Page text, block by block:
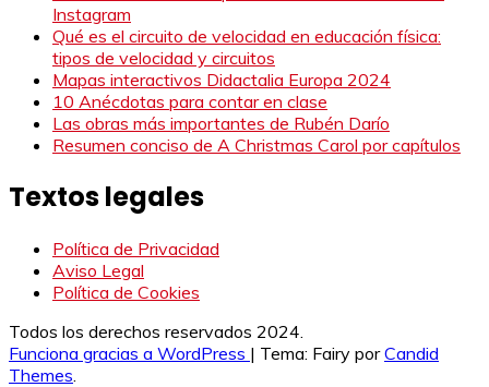
Instagram
Qué es el circuito de velocidad en educación física:
tipos de velocidad y circuitos
Mapas interactivos Didactalia Europa 2024
10 Anécdotas para contar en clase
Las obras más importantes de Rubén Darío
Resumen conciso de A Christmas Carol por capítulos
Textos legales
Política de Privacidad
Aviso Legal
Política de Cookies
Todos los derechos reservados 2024.
Funciona gracias a WordPress | Tema: Fairy porCandid
Themes